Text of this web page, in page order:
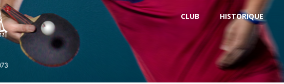
CLUB HISTORIQUE